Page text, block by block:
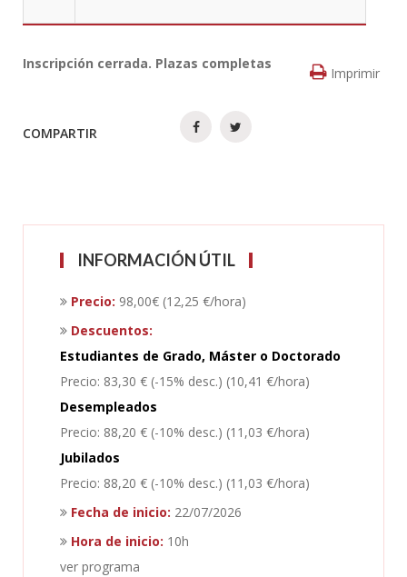
Inscripción cerrada. Plazas completas
Imprimir
COMPARTIR
INFORMACIÓN ÚTIL
Precio: 98,00€ (12,25 €/hora)
Descuentos:
Estudiantes de Grado, Máster o Doctorado
Precio: 83,30 € (-15% desc.) (10,41 €/hora)
Desempleados
Precio: 88,20 € (-10% desc.) (11,03 €/hora)
Jubilados
Precio: 88,20 € (-10% desc.) (11,03 €/hora)
Fecha de inicio: 22/07/2026
Hora de inicio: 10h
ver programa